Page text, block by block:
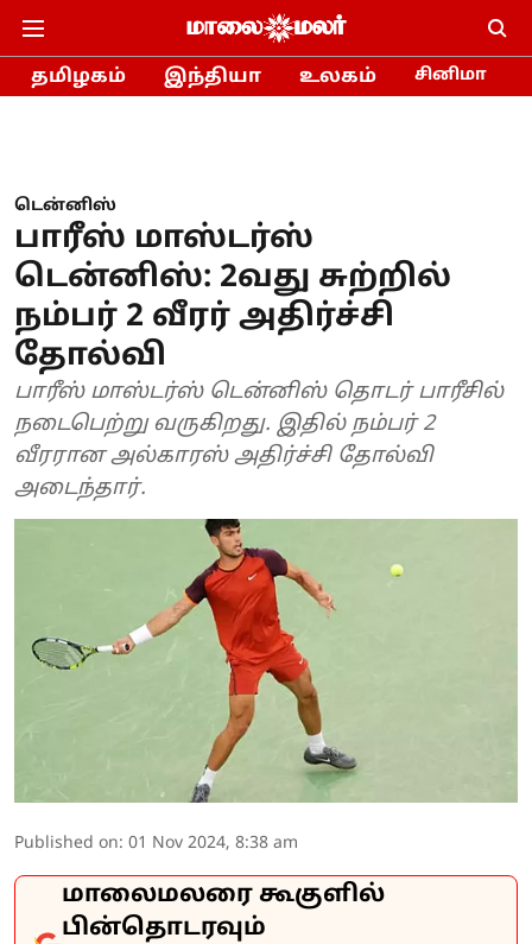
தமிழகம் இந்தியா உலகம் சினிமா
டென்னிஸ்
பாரீஸ் மாஸ்டர்ஸ்
டென்னிஸ்: 2வது சுற்றில்
நம்பர் 2 வீரர் அதிர்ச்சி
தோல்வி
பாரீஸ் மாஸ்டர்ஸ் டென்னிஸ் தொடர் பாரீசில்
நடைபெற்று வருகிறது. இதில் நம்பர் 2
வீரரான அல்காரஸ் அதிர்ச்சி தோல்வி
அடைந்தார்.
Published on: 01 Nov 2024, 8:38 am
மாலைமலரை கூகுளில்
பின்தொடரவும்